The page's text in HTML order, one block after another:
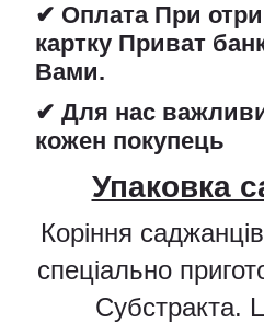
✔ Оплата При
картку Приват
Вами.
✔ Для нас
кожен покупець
Упаковка
Коріння
спеціально
Субстракта.